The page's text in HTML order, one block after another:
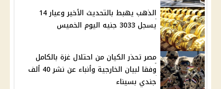
الذهب يهبط بالتحديث الأخير وعيار 14
يسجل 3033 جنيه اليوم الخميس
مصر تحذر الكيان من احتلال غزة بالكامل
وفقا لبيان الخارجية وأنباء عن نشر 40 ألف
جندي بسيناء